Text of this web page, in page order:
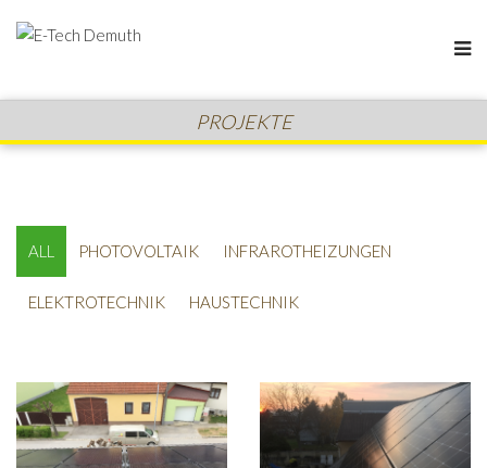
PROJEKTE
ALL PHOTOVOLTAIK INFRAROTHEIZUNGEN
ELEKTROTECHNIK HAUSTECHNIK